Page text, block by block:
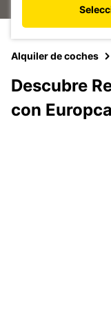
Alquiler de coches
Descubre
con